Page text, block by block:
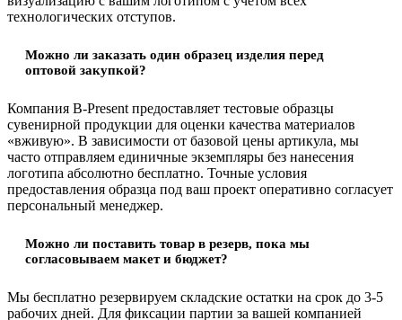
технологических отступов.
Можно ли заказать один образец изделия перед
оптовой закупкой?
Компания B-Present предоставляет тестовые образцы
сувенирной продукции для оценки качества материалов
«вживую». В зависимости от базовой цены артикула, мы
часто отправляем единичные экземпляры без нанесения
логотипа абсолютно бесплатно. Точные условия
предоставления образца под ваш проект оперативно согласует
персональный менеджер.
Можно ли поставить товар в резерв, пока мы
согласовываем макет и бюджет?
Мы бесплатно резервируем складские остатки на срок до 3-5
рабочих дней. Для фиксации партии за вашей компанией